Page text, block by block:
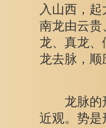
入山西，
南龙由云贵
龙、真龙
龙去脉，
龙脉的形
近观。势是